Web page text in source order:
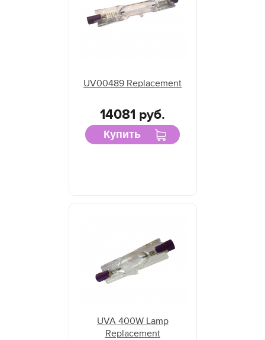
UV00489 Replacement
14081 руб.
Купить
UVA 400W Lamp
Replacement